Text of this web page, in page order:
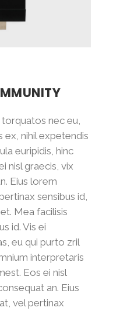
nec eu,
ex, nihil expetendis
euripidis, hinc
nisl graecis, vix
Eius lorem
sensibus id,
Mea facilisis
id. Vis ei
eu qui purto zril
interpretaris
Eos ei nisl
an. Eius
vel pertinax